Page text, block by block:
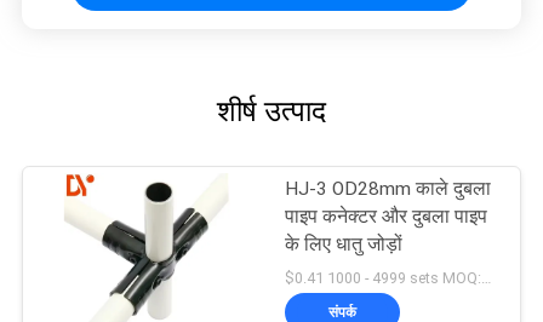
शीर्ष उत्पाद
HJ-3 OD28mm काले दुबला
पाइप कनेक्टर और दुबला पाइप
के लिए धातु जोड़ों
संपर्क